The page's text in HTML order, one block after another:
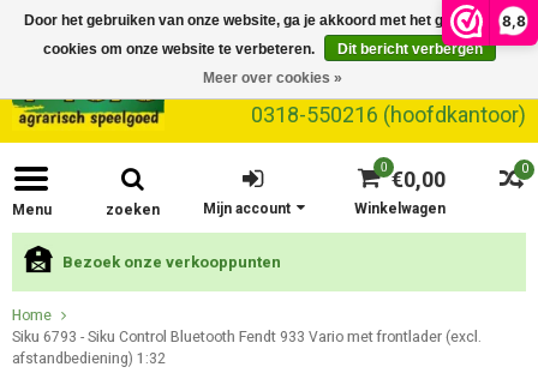
8,8
0318-550216 (hoofdkantoor)
Menu zoeken
0
0 €0,00
Winkelwagen
Mijn account
Bezoek onze verkooppunten
Home
Siku 6793 - Siku Control Bluetooth Fendt 933 Vario met frontlader (excl.
afstandbediening) 1:32
Door het gebruiken van onze website, ga je akkoord met het gebruik van
cookies om onze website te verbeteren.
Dit bericht verbergen
Meer over cookies »